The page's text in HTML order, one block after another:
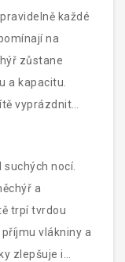
každé
na
zůstane
a kapacitu.
vyprázdnit
tzv. "dvojitá
záchod, pak si
před usnutím
nocí.
a
trpí tvrdou
vlákniny a
zlepšuje i